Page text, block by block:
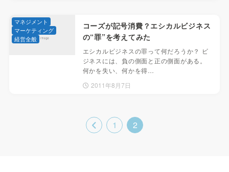
コーズが記号消費？エシカルビジネス
の“罪”を考えてみた
エシカルビジネスの罪って何だろうか？ ビ
ジネスには、負の側面と正の側面がある。
何かを失い、何かを得…
2011年8月7日
マネジメント
マーケティング
経営全般
1 2